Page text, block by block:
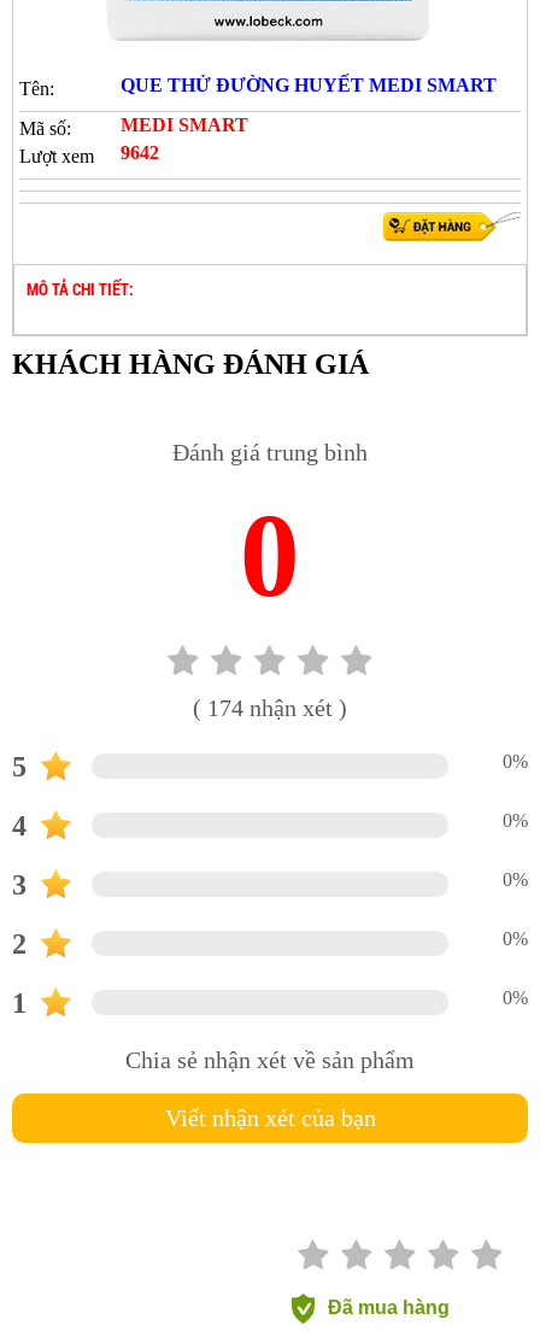
Tên: QUE THỬ ĐƯỜNG HUYẾT MEDI SMART
Mã số:
MEDI SMART
Lượt xem
9642
MÔ TẢ CHI TIẾT:
KHÁCH HÀNG ĐÁNH GIÁ
Đánh giá trung bình
0
( 174 nhận xét )
5 0%
4 0%
3 0%
2 0%
1 0%
Chia sẻ nhận xét về sản phẩm
Viết nhận xét của bạn
Đã mua hàng